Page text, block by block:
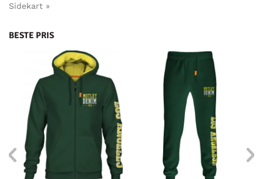
Sidekart »
BESTE PRIS